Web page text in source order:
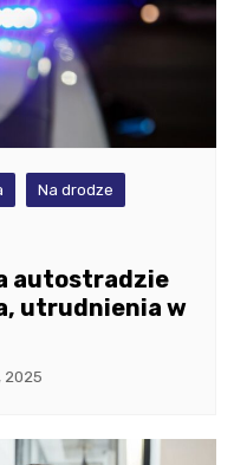
Na drodze
autostradzie
utrudnienia w
2025